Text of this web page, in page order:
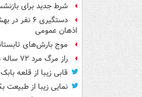
شرط جدید برای
دستگیری ۶
اذهان عمومی
موج بارش‌های تابستانه در
راز مرگ مرد ۷۲ ساله در تهرانپارس فاش شد
قابی زیبا از قلعه
نمایی زیبا از طبیعت